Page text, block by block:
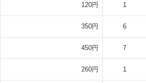
120円 1
350円 6
450円 7
260円 1